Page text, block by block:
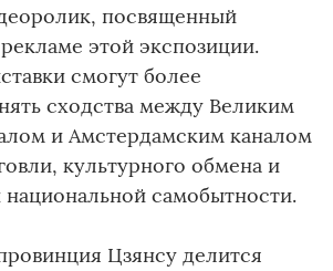
посвященный
этой экспозиции.
смогут более
сходства между Великим
и Амстердамским каналом
культурного обмена и
самобытности.
Цзянсу делится